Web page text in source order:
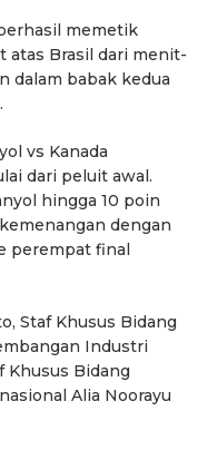
memetik
atas Brasil dari menit-
dalam babak kedua
vs Kanada
dari peluit awal.
hingga 10 poin
dengan
perempat final
Staf Khusus Bidang
Industri
Khusus Bidang
Alia Noorayu